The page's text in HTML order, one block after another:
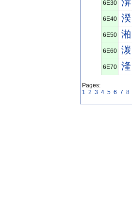
6E30
6E40 湀
6E50 湐
6E60 湠
6E70 湰
Pages:
1 2 3 4 5 6 7 8